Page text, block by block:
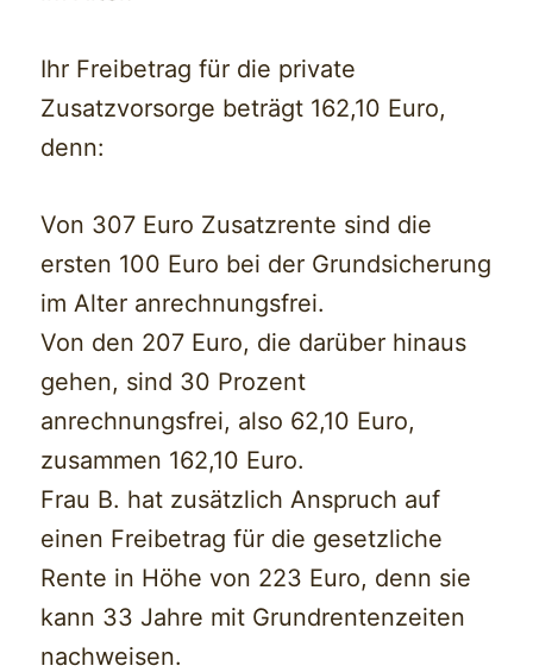
Ihr Freibetrag für die private
Zusatzvorsorge beträgt 162,10 Euro,
denn:
Von 307 Euro Zusatzrente sind die
ersten 100 Euro bei der Grundsicherung
im Alter anrechnungsfrei.
Von den 207 Euro, die darüber hinaus
gehen, sind 30 Prozent
anrechnungsfrei, also 62,10 Euro,
zusammen 162,10 Euro.
Frau B. hat zusätzlich Anspruch auf
einen Freibetrag für die gesetzliche
Rente in Höhe von 223 Euro, denn sie
kann 33 Jahre mit Grundrentenzeiten
nachweisen.